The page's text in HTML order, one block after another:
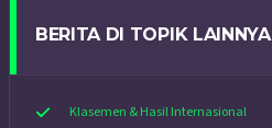
BERITA DI TOPIK LAINNYA
Klasemen & Hasil Internasional